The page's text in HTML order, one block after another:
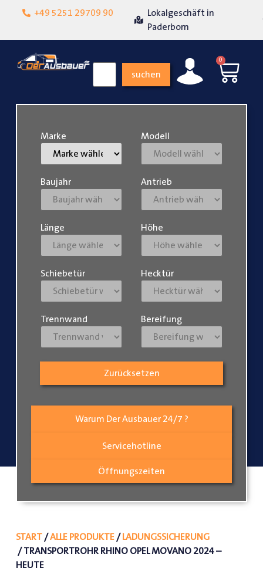
+49 5251 29709 90
Lokalgeschäft in
Über 15 Jahre Erfahrung
suchen
0
Warum Der Ausbauer 24/7 ?
Servicehotline
Öffnungszeiten
Marke Modell
Baujahr Antrieb
Länge Höhe
Schiebetür Hecktür
Trennwand Bereifung
Zurücksetzen
START/ALLE PRODUKTE/LADUNGSSICHERUNG
/ TRANSPORTROHR RHINO OPEL MOVANO 2024 –
HEUTE